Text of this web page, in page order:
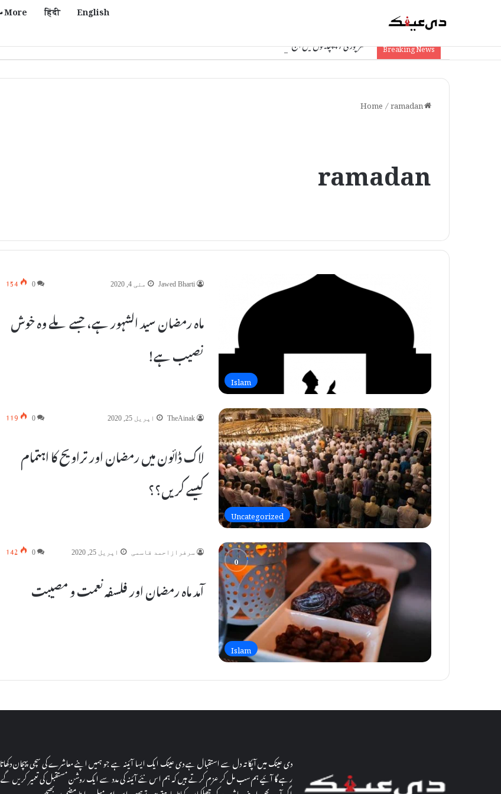
English
हिंदी More مزید
Breaking News مظفرپور کی 47 پنچایتوں میں آج ‘سہیوگ شِوِر’: موقع پر ہی مسائل کا حل، سرکاری سہولیات تک آسان رسائی
/ramadan
ramadan
Islam
Jawed Bharti مئی 4, 2020 0
154
ماہ رمضان سید الشہور ہے، جسے ملے وہ خوش
نصیب ہے!
Uncategorized
TheAinak اپریل 25, 2020 0
119
لاک ڈائون میں رمضان اور تراویح کا اہتمام
کیسے کریں؟؟
Islam
سرفرازاحمد قاسمی اپریل 25, 2020 0
142
آمد ماہ رمضان اور فلسفہ نعمت و مصیبت
دی عینک میں آپکا تہ دل سے استقبال ہے دی عینک ایک ایسا آئینہ ہے جو ہمیں اپنے معاشرے کی سچی پہچان دکھاتا
رہے گا آئیے ہم سب مل کر عزم کرتے ہیں کہ ہم اس نئے آئینہ کی مدد سے ایک روشن مستقبل کی تعمیر کریں گے